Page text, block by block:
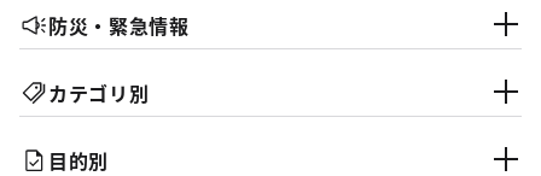
防災・緊急情報
カテゴリ別
目的別